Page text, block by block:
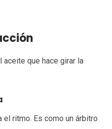
aceite que hace girar la
el ritmo. Es como un árbitro